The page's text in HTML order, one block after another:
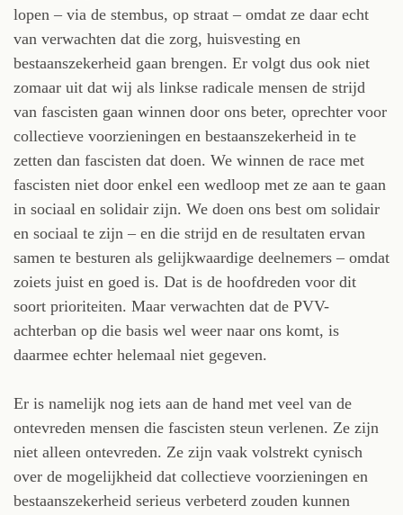
lopen – via de stembus, op straat – omdat ze daar echt
van verwachten dat die zorg, huisvesting en
bestaanszekerheid gaan brengen. Er volgt dus ook niet
zomaar uit dat wij als linkse radicale mensen de strijd
van fascisten gaan winnen door ons beter, oprechter voor
collectieve voorzieningen en bestaanszekerheid in te
zetten dan fascisten dat doen. We winnen de race met
fascisten niet door enkel een wedloop met ze aan te gaan
in sociaal en solidair zijn. We doen ons best om solidair
en sociaal te zijn – en die strijd en de resultaten ervan
samen te besturen als gelijkwaardige deelnemers – omdat
zoiets juist en goed is. Dat is de hoofdreden voor dit
soort prioriteiten. Maar verwachten dat de PVV-
achterban op die basis wel weer naar ons komt, is
daarmee echter helemaal niet gegeven.
Er is namelijk nog iets aan de hand met veel van de
ontevreden mensen die fascisten steun verlenen. Ze zijn
niet alleen ontevreden. Ze zijn vaak volstrekt cynisch
over de mogelijkheid dat collectieve voorzieningen en
bestaanszekerheid serieus verbeterd zouden kunnen